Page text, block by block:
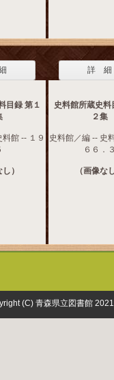
目録 第１
館 -- １９
）
詳 細
史料館所蔵史料
２集
史料館／編 -- 史
６６．３
（画像な
(C) 青森県立図書館